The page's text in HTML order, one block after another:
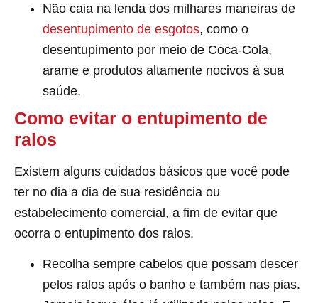
Não caia na lenda dos milhares maneiras de
desentupimento de esgotos, como o
desentupimento por meio de Coca-Cola,
arame e produtos altamente nocivos à sua
saúde.
Como evitar o entupimento de
ralos
Existem alguns cuidados básicos que você pode
ter no dia a dia de sua residência ou
estabelecimento comercial, a fim de evitar que
ocorra o entupimento dos ralos.
Recolha sempre cabelos que possam descer
pelos ralos após o banho e também nas pias.